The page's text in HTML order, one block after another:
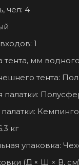
чел: 4
1
тента, мм
тента:
палатки:
кг
упаковка:
(Д × Ш × В, см):